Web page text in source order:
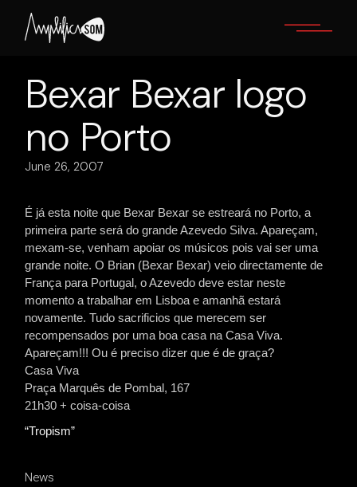
content
Bexar Bexar logo
no Porto
June 26, 2007
É já esta noite que Bexar Bexar se estreará no Porto, a
primeira parte será do grande Azevedo Silva. Apareçam,
mexam-se, venham apoiar os músicos pois vai ser uma
grande noite.O Brian (Bexar Bexar) veio directamente de
França para Portugal, o Azevedo deve estar neste
momento a trabalhar em Lisboa e amanhã estará
novamente. Tudo sacrificios que merecem ser
recompensados por uma boa casa na Casa Viva.
Apareçam!!! Ou é preciso dizer que é de graça?
Casa Viva
Praça Marquês de Pombal, 167
21h30 + coisa-coisa
“Tropism”
News